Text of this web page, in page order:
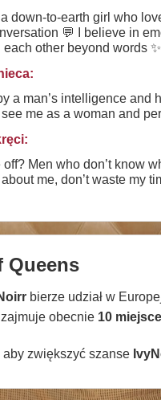
a down-to-earth girl who
💬 I believe in
other beyond words
keep the vibe light and
a man’s intelligence
me as a woman and
Men who don’t know
me, don’t waste my
Queens
bierze udział w
obecnie 10 miejsce
aby zwiększyć szanse